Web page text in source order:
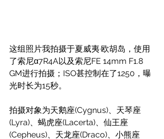
这组照片我拍摄于夏威夷·欧胡岛，使用
了索尼α7R4A以及索尼FE 14mm F1.8
GM进行拍摄；ISO甚控制在了1250，曝
光时长为15秒。
拍摄对象为天鹅座(Cygnus)、天琴座
(Lyra)、蝎虎座(Lacerta)、仙王座
(Cepheus)、天龙座(Draco)、小熊座